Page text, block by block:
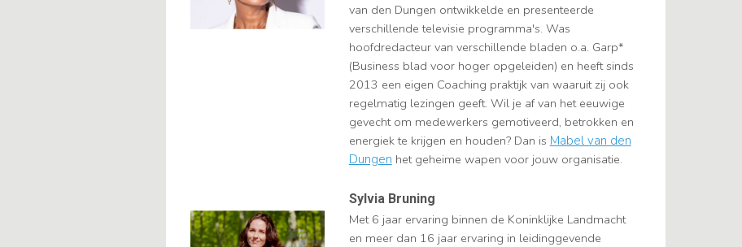
van den Dungen ontwikkelde en presenteerde
verschillende televisie programma's. Was
hoofdredacteur van verschillende bladen o.a. Garp*
(Business blad voor hoger opgeleiden) en heeft sinds
2013 een eigen Coaching praktijk van waaruit zij ook
regelmatig lezingen geeft. Wil je af van het eeuwige
gevecht om medewerkers gemotiveerd, betrokken en
energiek te krijgen en houden? Dan is Mabel van den
Dungen het geheime wapen voor jouw organisatie.
Sylvia Bruning
Met 6 jaar ervaring binnen de Koninklijke Landmacht
en meer dan 16 jaar ervaring in leidinggevende